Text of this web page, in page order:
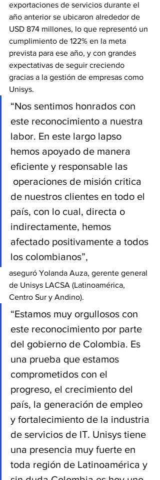
exportaciones de servicios durante el
año anterior se ubicaron alrededor de
USD 874 millones, lo que representó un
cumplimiento de 122% en la meta
prevista para ese año, y con grandes
expectativas de seguir creciendo
gracias a la gestión de empresas como
Unisys.
“Nos sentimos honrados con
este reconocimiento a nuestra
labor. En este largo lapso
hemos apoyado de manera
eficiente y responsable las
operaciones de misión critica
de nuestros clientes en todo el
país, con lo cual, directa o
indirectamente, hemos
afectado positivamente a todos
los colombianos”,
aseguró Yolanda Auza, gerente general
de Unisys LACSA (Latinoamérica,
Centro Sur y Andino).
“Estamos muy orgullosos con
este reconocimiento por parte
del gobierno de Colombia. Es
una prueba que estamos
comprometidos con el
progreso, el crecimiento del
país, la generación de empleo
y fortalecimiento de la industria
de servicios de IT. Unisys tiene
una presencia muy fuerte en
toda región de Latinoamérica y